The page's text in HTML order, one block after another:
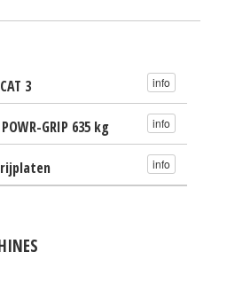
3 info
GRIP 635 kg info
info